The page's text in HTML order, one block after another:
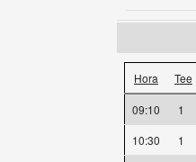
Hora Tee
09:10 1
10:30
1